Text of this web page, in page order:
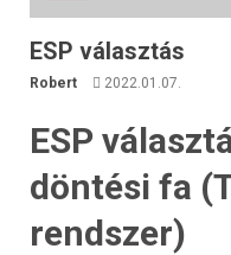
ESP választás
Robert 2022.01.07.
ESP
döntési fa
rendszer)